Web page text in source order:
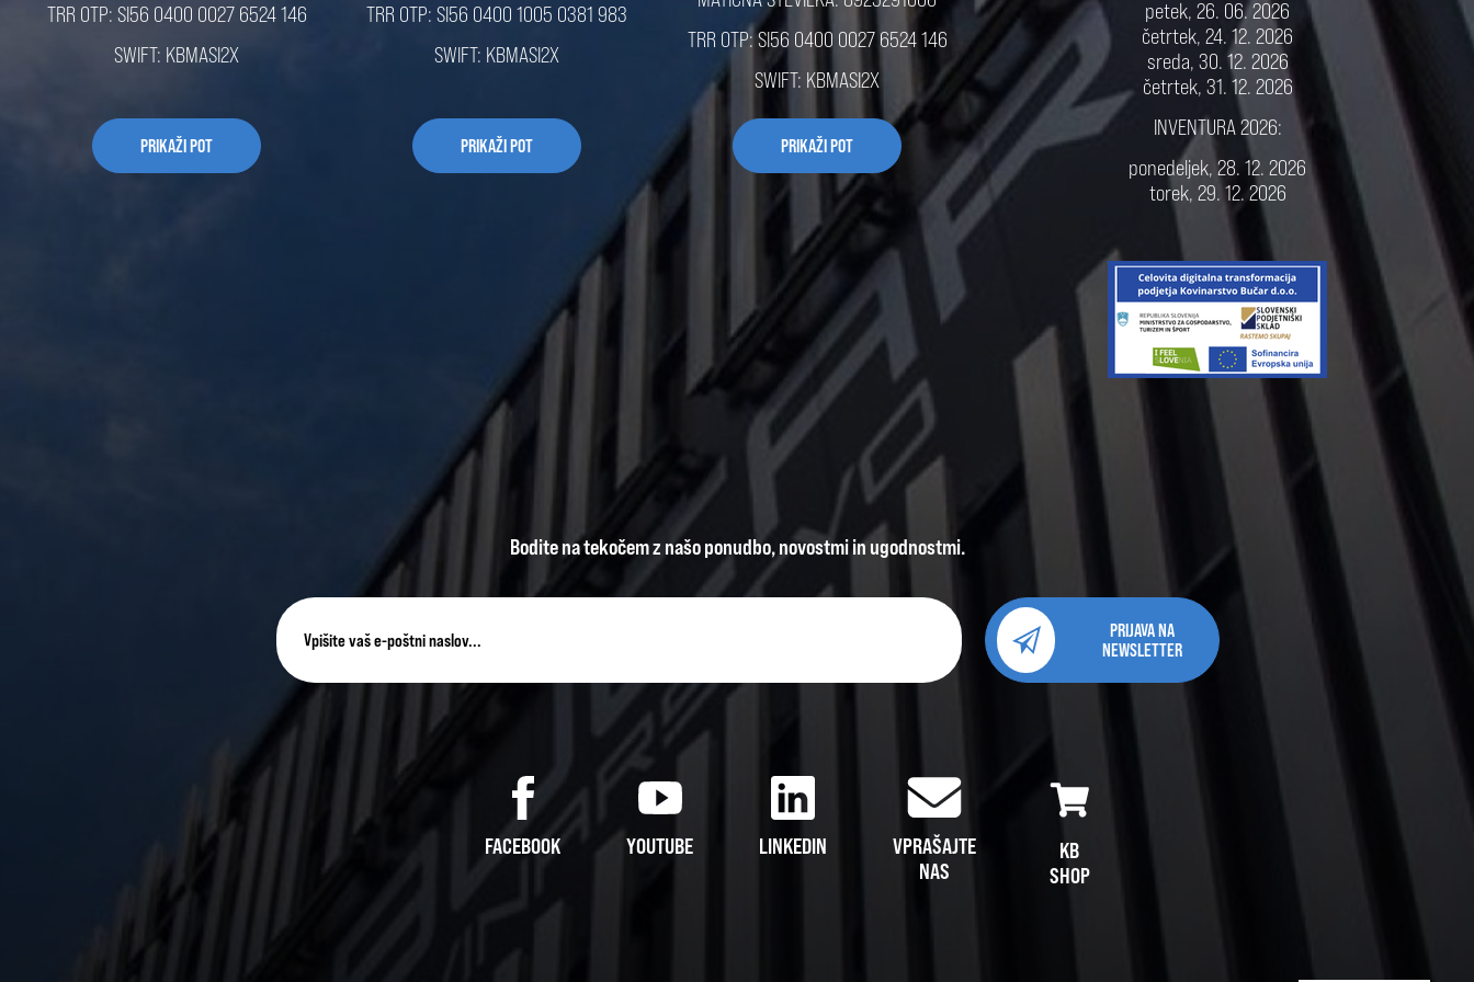
TRR OTP: SI56 0400 0027 6524 146
SWIFT: KBMASI2X
PRIKAŽI POT
TRR OTP: SI56 0400 1005 0381 983
SWIFT: KBMASI2X
PRIKAŽI POT
TRR OTP: SI56 0400 0027 6524 146
SWIFT: KBMASI2X
PRIKAŽI POT
petek, 26. 06. 2026
četrtek, 24. 12. 2026
sreda, 30. 12. 2026
četrtek, 31. 12. 2026
INVENTURA 2026:
ponedeljek, 28. 12. 2026
torek, 29. 12. 2026
Bodite na tekočem z našo ponudbo, novostmi in ugodnostmi.
PRIJAVA NA
NEWSLETTER
FACEBOOK YOUTUBE LINKEDIN
VPRAŠAJTE
NAS
KB
SHOP